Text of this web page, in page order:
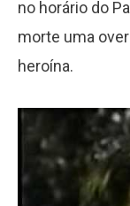
no horário do
morte uma
heroína.